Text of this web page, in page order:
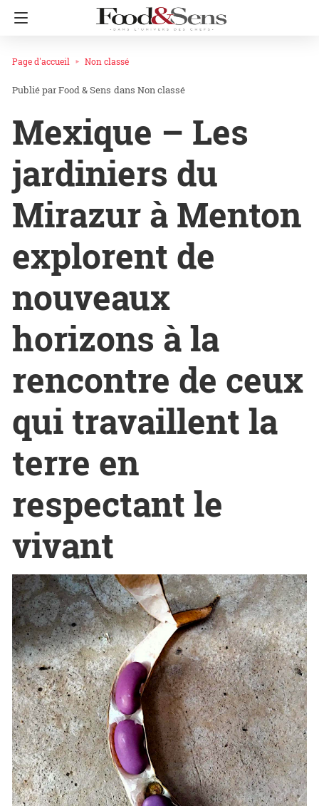
Page d'accueil Non classé
Food & Sens dans Non classé
Mexique – Les
jardiniers du
Mirazur à Menton
explorent de
nouveaux
horizons à la
rencontre de ceux
qui travaillent la
terre en
respectant le
vivant